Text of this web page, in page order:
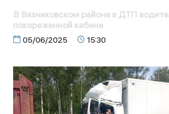
В Вязниковском районе в ДТП
покореженной кабине
05/06/2025 15:30